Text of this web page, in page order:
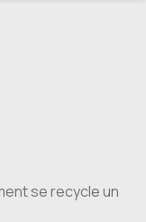
se recycle un